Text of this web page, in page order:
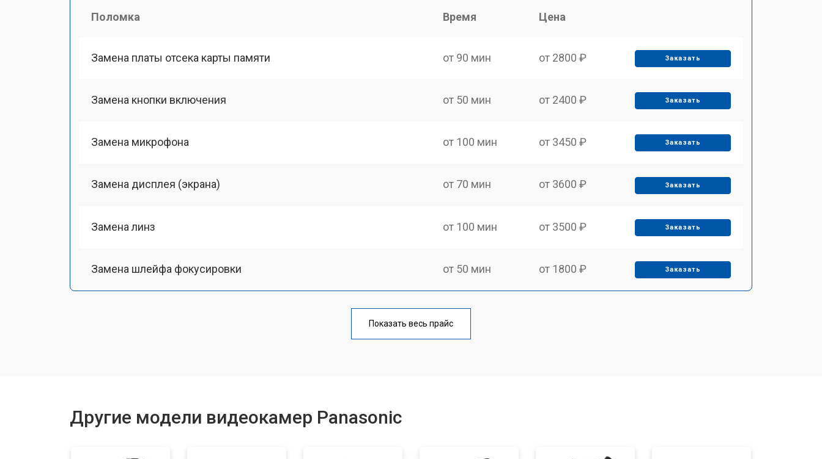
Поломка Время Цена
Замена платы отсека карты памяти от 90 мин от 2800 ₽ Заказать
Замена кнопки включения от 50 мин от 2400 ₽ Заказать
Замена микрофона от 100 мин от 3450 ₽ Заказать
Замена дисплея (экрана) от 70 мин от 3600 ₽ Заказать
Замена линз от 100 мин от 3500 ₽ Заказать
Замена шлейфа фокусировки от 50 мин от 1800 ₽ Заказать
от 80 мин
Показать весь прайс
Другие модели видеокамер Panasonic